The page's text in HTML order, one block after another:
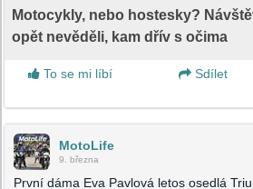
Motocykly, nebo hostesky?
opět nevěděli, kam dřív s očima
To se mi líbí
Sdílet
MotoLife
9. března
První dáma Eva Pavlová letos osedlá